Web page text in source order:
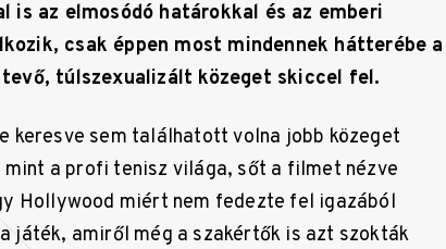
az elmosódó határokkal és az emberi
csak éppen most mindennek hátterébe a
túlszexualizált közeget skiccel fel.
keresve sem találhatott volna jobb közeget
a profi tenisz világa, sőt a filmet nézve
Hollywood miért nem fedezte fel igazából
játék, amiről még a szakértők is azt szokták